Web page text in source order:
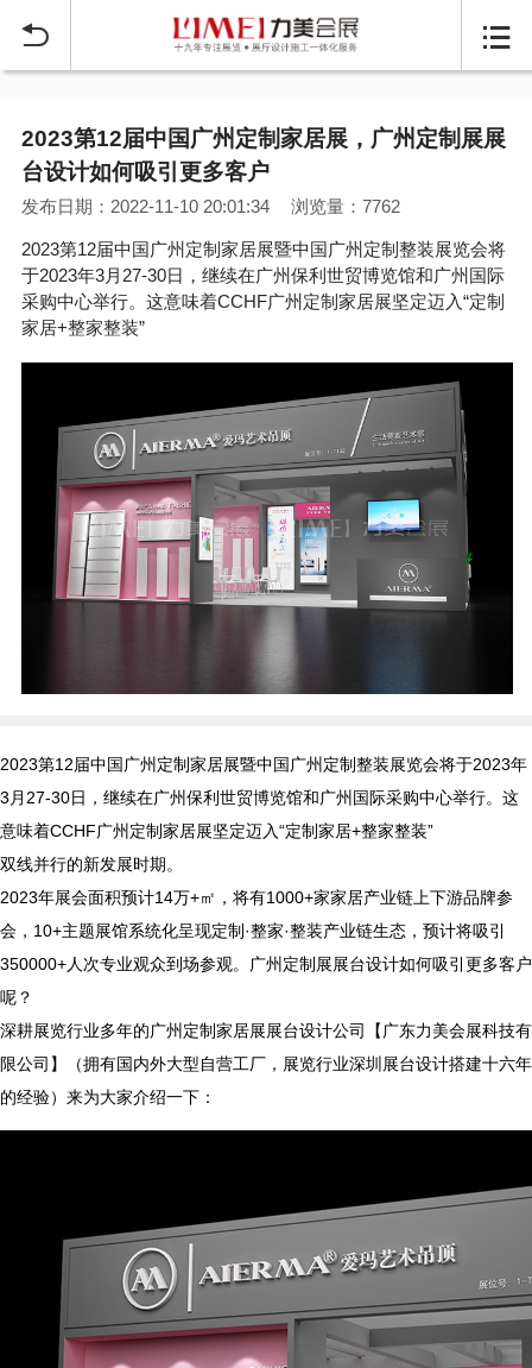
 
2023第12届中国广州定制家居展，广州定制展展
台设计如何吸引更多客户
发布日期：2022-11-10 20:01:34 浏览量：7762
2023第12届中国广州定制家居展暨中国广州定制整装展览会将
于2023年3月27-30日，继续在广州保利世贸博览馆和广州国际
采购中心举行。这意味着CCHF广州定制家居展坚定迈入“定制
家居+整家整装”
2023第12届中国广州定制家居展暨中国广州定制整装展览会将于2023年
3月27-30日，继续在广州保利世贸博览馆和广州国际采购中心举行。这
意味着CCHF广州定制家居展坚定迈入“定制家居+整家整装”
双线并行的新发展时期。
2023年展会面积预计14万+㎡，将有1000+家家居产业链上下游品牌参
会，10+主题展馆系统化呈现定制·整家·整装产业链生态，预计将吸引
350000+人次专业观众到场参观。广州定制展展台设计如何吸引更多客户
呢？
深耕展览行业多年的广州定制家居展展台设计公司【广东力美会展科技有
限公司】（拥有国内外大型自营工厂，展览行业深圳展台设计搭建十六年
的经验）来为大家介绍一下：